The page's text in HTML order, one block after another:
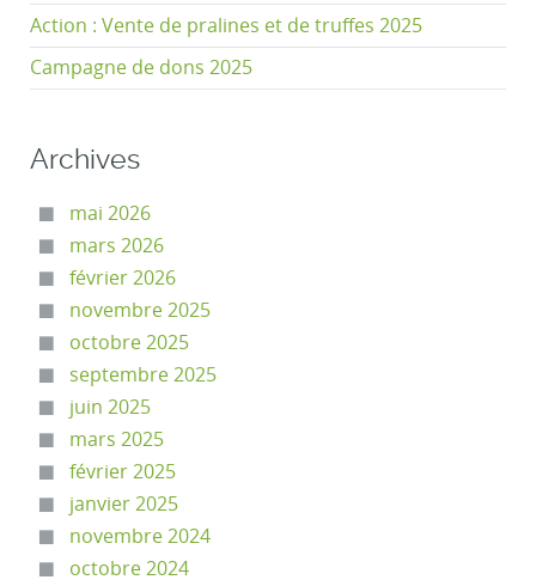
Action : Vente de pralines et de truffes 2025
Campagne de dons 2025
Archives
mai 2026
mars 2026
février 2026
novembre 2025
octobre 2025
septembre 2025
juin 2025
mars 2025
février 2025
janvier 2025
novembre 2024
octobre 2024